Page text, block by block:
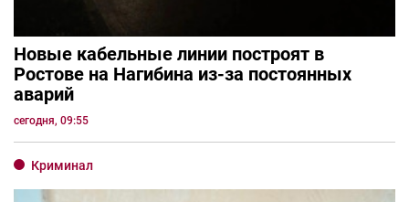
Новые кабельные линии построят в
Ростове на Нагибина из-за постоянных
аварий
сегодня, 09:55
Криминал